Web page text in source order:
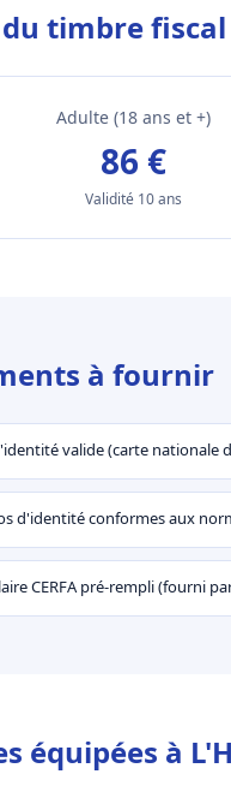
timbre fiscal
Adulte (18 ans et +)
86 €
Validité 10 ans
à fournir
valide (carte nationale
d'identité conformes aux
CERFA pré-rempli (fourni
équipées à